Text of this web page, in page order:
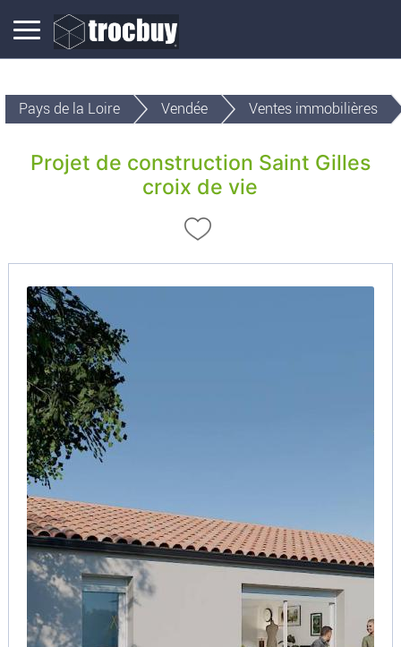
Pays de la Loire Vendée Ventes immobilières
Projet de construction Saint Gilles
croix de vie